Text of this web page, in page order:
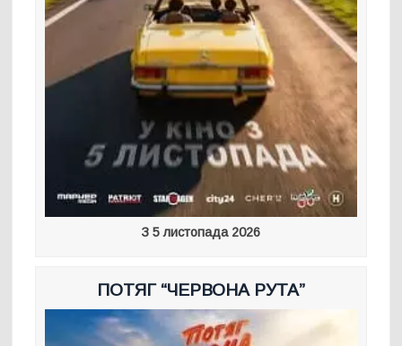
З 5 листопада 2026
ПОТЯГ “ЧЕРВОНА РУТА”